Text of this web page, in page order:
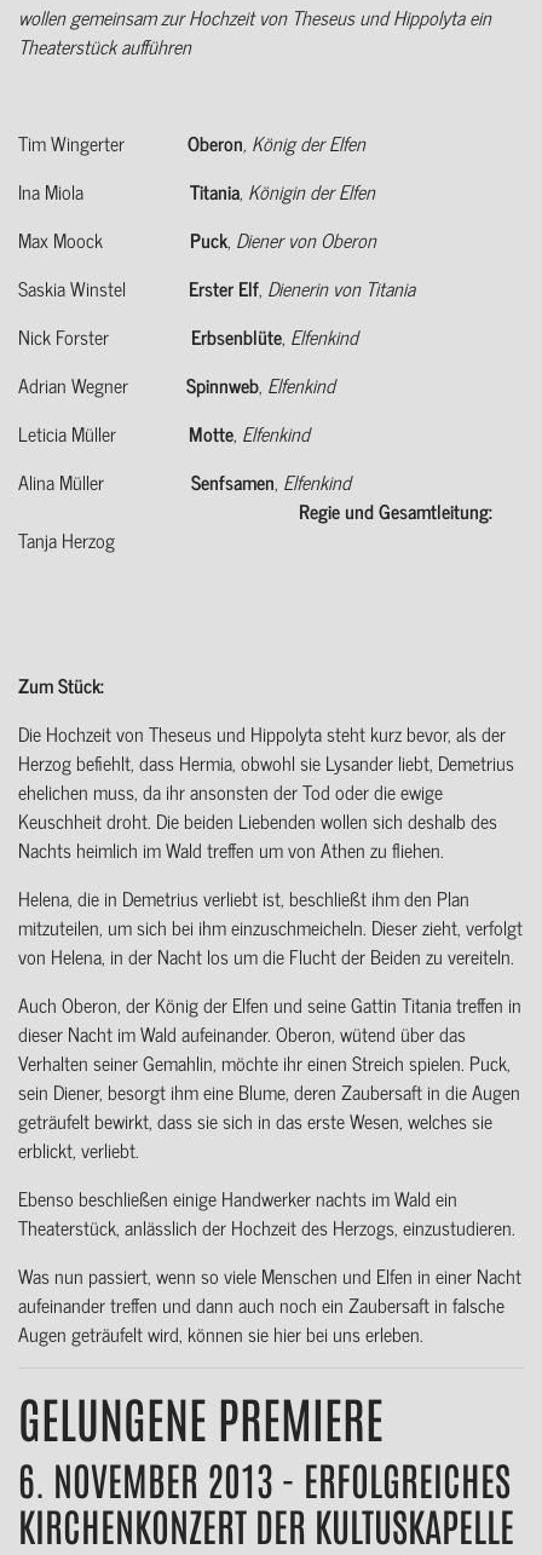
wollen gemeinsam zur Hochzeit von Theseus und Hippolyta ein
Theaterstück aufführen
Tim Wingerter Oberon, König der Elfen
Ina Miola Titania, Königin der Elfen
Max Moock Puck, Diener von Oberon
Saskia Winstel ErsterElf, Dienerin von Titania
Nick Forster Erbsenblüte, Elfenkind
Adrian Wegner Spinnweb, Elfenkind
Leticia Müller Motte, Elfenkind
Alina Müller
Senfsamen, Elfenkind
Regie und Gesamtleitung:
Tanja Herzog
Zum Stück:
Die Hochzeit von Theseus und Hippolyta steht kurz bevor, als der
Herzog befiehlt, dass Hermia, obwohl sie Lysander liebt, Demetrius
ehelichen muss, da ihr ansonsten der Tod oder die ewige
Keuschheit droht. Die beiden Liebenden wollen sich deshalb des
Nachts heimlich im Wald treffen um von Athen zu fliehen.
Helena, die in Demetrius verliebt ist, beschließt ihm den Plan
mitzuteilen, um sich bei ihm einzuschmeicheln. Dieser zieht, verfolgt
von Helena, in der Nacht los um die Flucht der Beiden zu vereiteln.
Auch Oberon, der König der Elfen und seine Gattin Titania treffen in
dieser Nacht im Wald aufeinander. Oberon, wütend über das
Verhalten seiner Gemahlin, möchte ihr einen Streich spielen. Puck,
sein Diener, besorgt ihm eine Blume, deren Zaubersaft in die Augen
geträufelt bewirkt, dass sie sich in das erste Wesen, welches sie
erblickt, verliebt.
Ebenso beschließen einige Handwerker nachts im Wald ein
Theaterstück, anlässlich der Hochzeit des Herzogs, einzustudieren.
Was nun passiert, wenn so viele Menschen und Elfen in einer Nacht
aufeinander treffen und dann auch noch ein Zaubersaft in falsche
Augen geträufelt wird, können sie hier bei uns erleben.
GELUNGENE PREMIERE
6. NOVEMBER 2013 - ERFOLGREICHES
KIRCHENKONZERT DER KULTUSKAPELLE